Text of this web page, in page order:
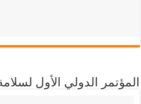
المؤتمر الدولي الأول